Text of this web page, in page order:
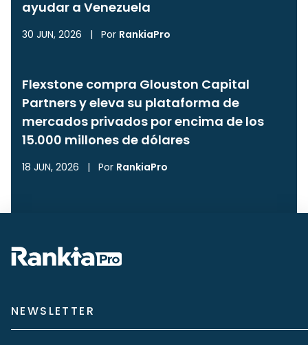
ayudar a Venezuela
30 JUN, 2026 | Por RankiaPro
Flexstone compra Glouston Capital
Partners y eleva su plataforma de
mercados privados por encima de los
15.000 millones de dólares
18 JUN, 2026 | Por RankiaPro
NEWSLETTER